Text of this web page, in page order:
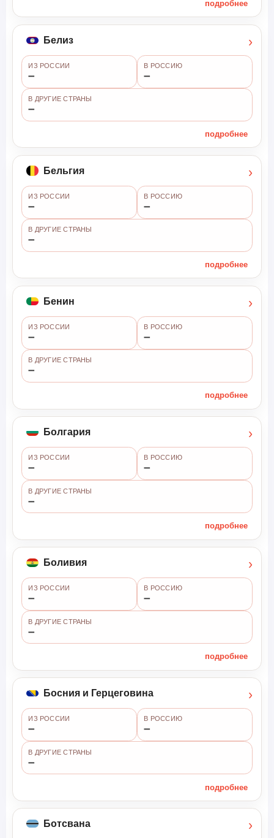
подробнее
Белиз ›
ИЗ РОССИИ
➖
В РОССИЮ
➖
В ДРУГИЕ СТРАНЫ
➖
подробнее
Бельгия ›
ИЗ РОССИИ
➖
В РОССИЮ
➖
В ДРУГИЕ СТРАНЫ
➖
подробнее
Бенин ›
ИЗ РОССИИ
➖
В РОССИЮ
➖
В ДРУГИЕ СТРАНЫ
➖
подробнее
Болгария ›
ИЗ РОССИИ
➖
В РОССИЮ
➖
В ДРУГИЕ СТРАНЫ
➖
подробнее
Боливия ›
ИЗ РОССИИ
➖
В РОССИЮ
➖
В ДРУГИЕ СТРАНЫ
➖
подробнее
Босния и Герцеговина ›
ИЗ РОССИИ
➖
В РОССИЮ
➖
В ДРУГИЕ СТРАНЫ
➖
подробнее
Ботсвана ›